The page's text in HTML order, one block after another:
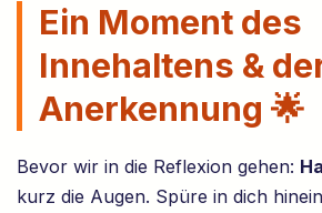
Ein Moment des
Innehaltens &
Anerkennung 🌟
Bevor wir in die Reflexion gehen:
kurz die Augen. Spüre in dich